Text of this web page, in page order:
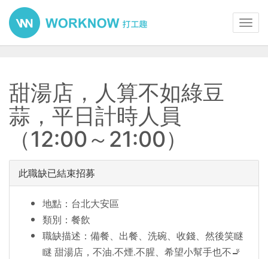
甜湯店，人算不如綠豆
蒜，平日計時人員
（12:00～21:00）
此職缺已結束招募
地點：台北大安區
類別：餐飲
職缺描述：備餐、出餐、洗碗、收錢、然後笑瞇
瞇 甜湯店，不油.不煙.不腥、希望小幫手也不🚬